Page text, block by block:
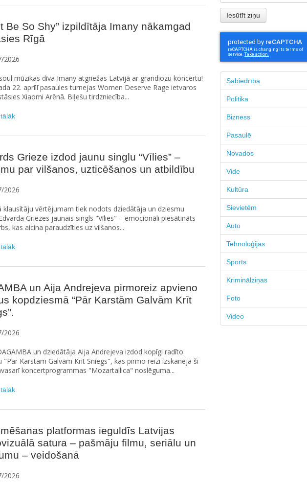
Be So Shy” izpildītāja Imany nākamgad
Rīgā
2026
mūzikas dīva Imany atgriežas Latvijā ar grandiozu koncertu!
22. aprīlī pasaules turnejas Women Deserve Rage ietvaros
Xiaomi Arēnā. Biļešu tirdzniecība...
Grieze izdod jaunu singlu “Vīlies” –
par vilšanos, uzticēšanos un atbildību
2026
klausītāju vērtējumam tiek nodots dziedātāja un dziesmu
Griezes jaunais singls "Vīlies" – emocionāli piesātināts
kas aicina paraudzīties uz vilšanos...
un Aija Andrejeva pirmoreiz apvieno
kopdziesmā “Pār Karstām Galvām Krīt
2026
un dziedātāja Aija Andrejeva izdod kopīgi radīto
"Pār Karstām Galvām Krīt Sniegs", kas pirmo reizi izskanēja šī
koncertprogrammas "Mozartallica" noslēguma...
platformas ieguldīs Latvijas
satura – pašmāju filmu, seriālu un
– veidošanā
2026
Sabiedrība
Politika
Bizness
Pasaulē
Novados
Vide
Kultūra
Sievietēm
Auto
Tehnoloģijas
Sports
Kriminālziņas
Foto
Video